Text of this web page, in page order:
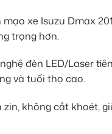
xe Isuzu Dmax
trọng hơn.
đèn LED/Laser
và tuổi thọ cao.
không cắt khoét,